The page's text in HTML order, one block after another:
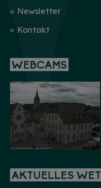
Newsletter
Kontakt
WEBCAMS
AKTUELLES